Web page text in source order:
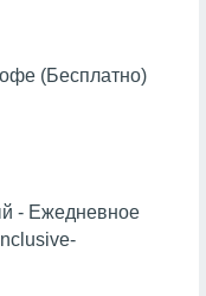
(Бесплатно)
- Ежедневное